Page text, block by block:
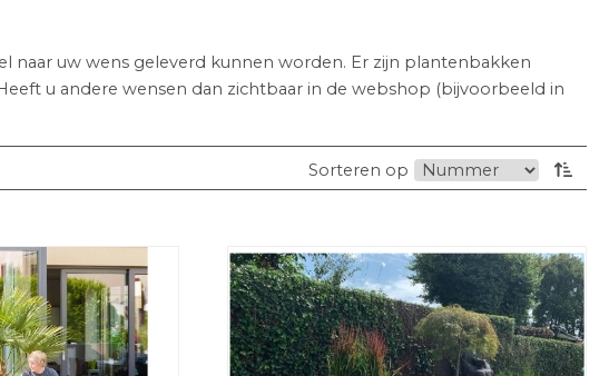
uw wens geleverd kunnen worden. Er zijn plantenbakken
u andere wensen dan zichtbaar in de webshop (bijvoorbeeld in
Sorteren op